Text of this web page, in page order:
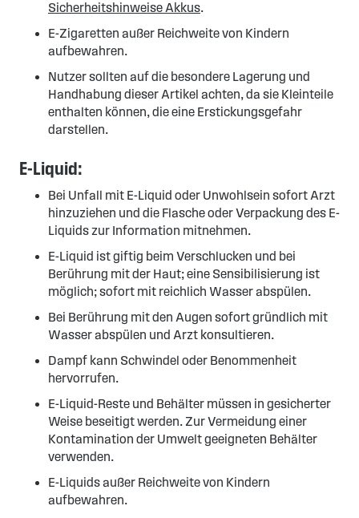
Sicherheitshinweise Akkus.
E-Zigaretten außer Reichweite von Kindern
aufbewahren.
Nutzer sollten auf die besondere Lagerung und
Handhabung dieser Artikel achten, da sie Kleinteile
enthalten können, die eine Erstickungsgefahr
darstellen.
E-Liquid:
Bei Unfall mit E-Liquid oder Unwohlsein sofort Arzt
hinzuziehen und die Flasche oder Verpackung des E-
Liquids zur Information mitnehmen.
E-Liquid ist giftig beim Verschlucken und bei
Berührung mit der Haut; eine Sensibilisierung ist
möglich; sofort mit reichlich Wasser abspülen.
Bei Berührung mit den Augen sofort gründlich mit
Wasser abspülen und Arzt konsultieren.
Dampf kann Schwindel oder Benommenheit
hervorrufen.
E-Liquid-Reste und Behälter müssen in gesicherter
Weise beseitigt werden. Zur Vermeidung einer
Kontamination der Umwelt geeigneten Behälter
verwenden.
E-Liquids außer Reichweite von Kindern
aufbewahren.